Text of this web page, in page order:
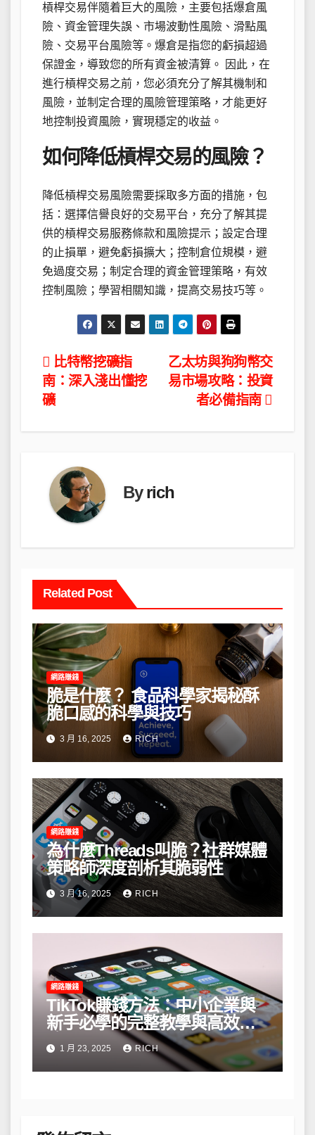
槓桿交易伴隨着巨大的風險，主要包括爆倉風
險、資金管理失誤、市場波動性風險、滑點風
險、交易平台風險等。爆倉是指您的虧損超過
保證金，導致您的所有資金被清算。 因此，在
進行槓桿交易之前，您必須充分了解其機制和
風險，並制定合理的風險管理策略，才能更好
地控制投資風險，實現穩定的收益。
如何降低槓桿交易的風險？
降低槓桿交易風險需要採取多方面的措施，包
括：選擇信譽良好的交易平台，充分了解其提
供的槓桿交易服務條款和風險提示；設定合理
的止損單，避免虧損擴大；控制倉位規模，避
免過度交易；制定合理的資金管理策略，有效
控制風險；學習相關知識，提高交易技巧等。
文
章
乙太坊與狗狗幣交
易市場攻略：投資
者必備指南
比特幣挖礦指
南：深入淺出懂挖
礦
Byrich
Related Post
網路賺錢
脆是什麼？ 食品科學家揭秘酥
脆口感的科學與技巧
3 月 16, 2025 RICH
網路賺錢
為什麼Threads叫脆？社群媒體
策略師深度剖析其脆弱性
3 月 16, 2025 RICH
網路賺錢
TikTok賺錢方法：中小企業與
新手必學的完整教學與高效策
略1 月 23, 2025 RICH